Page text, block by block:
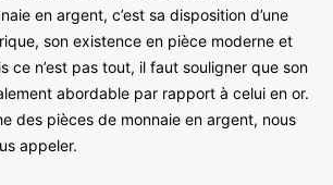
en argent, c’est sa disposition d’une
son existence en pièce moderne et
ce n’est pas tout, il faut souligner que son
abordable par rapport à celui en or.
des pièces de monnaie en argent, nous
appeler.